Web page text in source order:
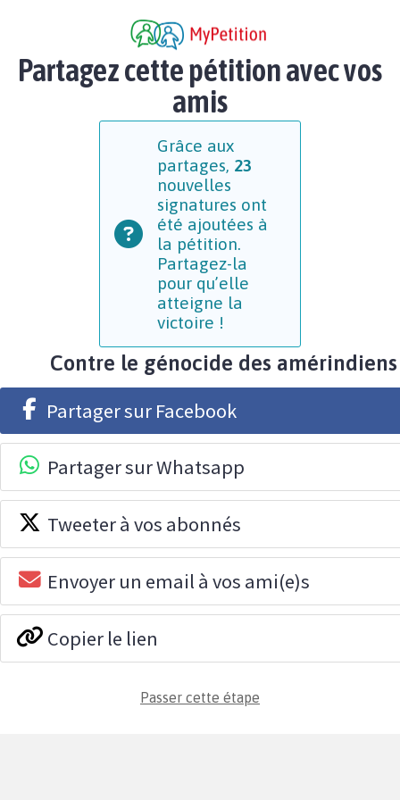
Partagez cette pétition avec vos
amis
Grâce aux
partages, 23
nouvelles
signatures ont
été ajoutées à
la pétition.
Partagez-la
pour qu’elle
atteigne la
victoire !
Contre le génocide des amérindiens
Partager sur Facebook
Partager sur Whatsapp
Tweeter à vos abonnés
Envoyer un email à vos ami(e)s
Copier le lien
Passer cette étape